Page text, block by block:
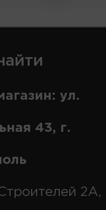
ул.
43, г.
2А,